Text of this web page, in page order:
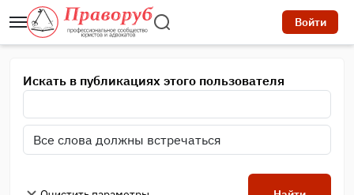
Войти
Искать в публикациях этого пользователя